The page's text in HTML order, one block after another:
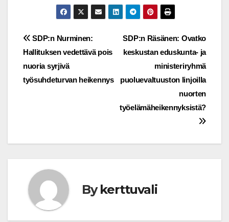
Post
navigation
SDP:n Räsänen: Ovatko
keskustan eduskunta- ja
ministeriryhmä
puoluevaltuuston linjoilla
nuorten
työelämäheikennyksistä?
SDP:n Nurminen:
Hallituksen vedettävä pois
nuoria syrjivä
työsuhdeturvan heikennys
Bykerttuvali